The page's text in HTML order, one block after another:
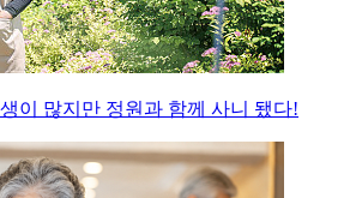
이 많지만 정원과 함께 사니 됐다!